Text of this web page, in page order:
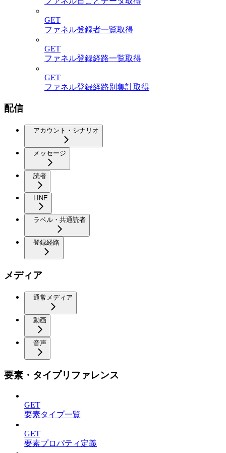
GET
ファネル登録者一覧取得
GET
ファネル登録経路一覧取得
GET
ファネル登録経路別集計取得
配信
アカウント・シナリオ
メッセージ
読者
LINE
ラベル・共通読者
登録経路
メディア
通常メディア
動画
音声
要素・タイプリファレンス
GET
要素タイプ一覧
GET
要素プロパティ定義